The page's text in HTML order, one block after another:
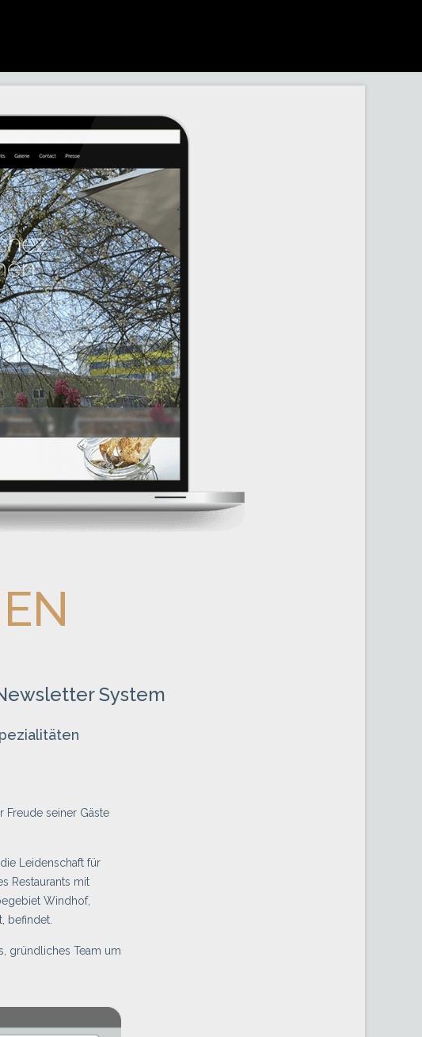
System
Freude seiner Gäste
Leidenschaft für
Restaurants mit
Windhof,
befindet.
gründliches Team um